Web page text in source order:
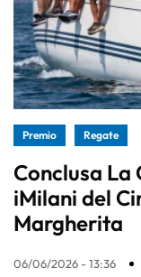
Premio Regate
Conclusa La
iMilani del
Margherita
06/06/2026 - 13:36